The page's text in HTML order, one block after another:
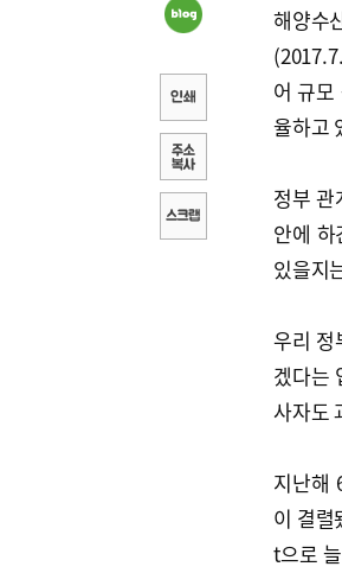
해양수
어 규
율하고
정부
안에
있을지
우리 정
겠다는
사자도
지난해
이 결렬
t으로